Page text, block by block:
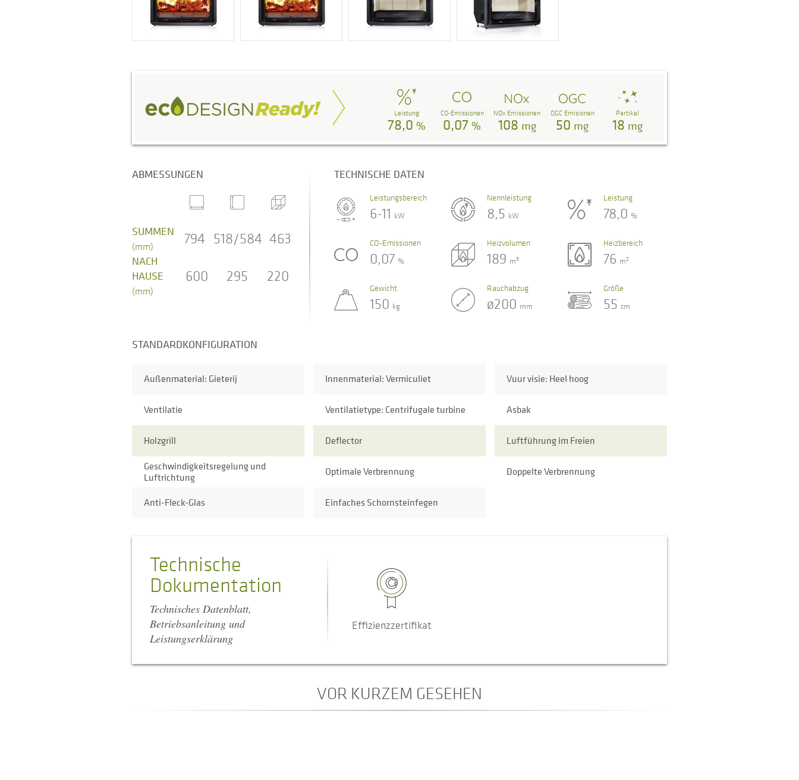
Leistung
78,0 %
CO-Emissionen
0,07 %
NOx Emissionen
108 mg
OGC Emisionen
50 mg
Partikel
18 mg
ABMESSUNGEN
SUMMEN
(mm) 794 518/584 463
NACH
HAUSE
(mm)
600 295 220
TECHNISCHE DATEN
Leistungsbereich
6-11 kW
Nennleistung
8,5 kW
Leistung
78,0%
CO-Emissionen
0,07 %
Heizvolumen
189 m3
Heizbereich
76 m2
Gewicht
150 kg
Rauchabzug
ø200 mm
Größe
55cm
STANDARDKONFIGURATION
Außenmaterial: Gieterij Innenmaterial: Vermiculiet Vuur visie: Heel hoog
Ventilatie Ventilatietype: Centrifugale turbine Asbak
Holzgrill Deflector
Luftführung im Freien
Geschwindigkeitsregelung und
Luftrichtung
Optimale Verbrennung Doppelte Verbrennung
Anti-Fleck-Glas Einfaches Schornsteinfegen
Technische
Dokumentation
Technisches Datenblatt,
Betriebsanleitung und
Leistungserklärung
Effizienzzertifikat
VOR KURZEM GESEHEN